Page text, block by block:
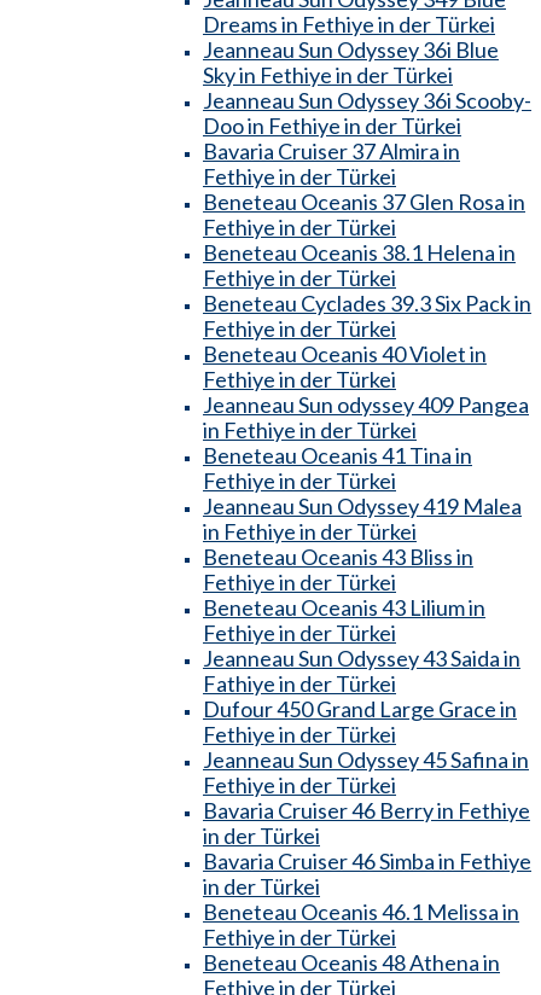
Dreams in Fethiye in der Türkei
Jeanneau Sun Odyssey 36i Blue
Sky in Fethiye in der Türkei
Jeanneau Sun Odyssey 36i Scooby-
Doo in Fethiye in der Türkei
Bavaria Cruiser 37 Almira in
Fethiye in der Türkei
Beneteau Oceanis 37 Glen Rosa in
Fethiye in der Türkei
Beneteau Oceanis 38.1 Helena in
Fethiye in der Türkei
Beneteau Cyclades 39.3 Six Pack in
Fethiye in der Türkei
Beneteau Oceanis 40 Violet in
Fethiye in der Türkei
Jeanneau Sun odyssey 409 Pangea
in Fethiye in der Türkei
Beneteau Oceanis 41 Tina in
Fethiye in der Türkei
Jeanneau Sun Odyssey 419 Malea
in Fethiye in der Türkei
Beneteau Oceanis 43 Bliss in
Fethiye in der Türkei
Beneteau Oceanis 43 Lilium in
Fethiye in der Türkei
Jeanneau Sun Odyssey 43 Saida in
Fathiye in der Türkei
Dufour 450 Grand Large Grace in
Fethiye in der Türkei
Jeanneau Sun Odyssey 45 Safina in
Fethiye in der Türkei
Bavaria Cruiser 46 Berry in Fethiye
in der Türkei
Bavaria Cruiser 46 Simba in Fethiye
in der Türkei
Beneteau Oceanis 46.1 Melissa in
Fethiye in der Türkei
Beneteau Oceanis 48 Athena in
Fethiye in der Türkei